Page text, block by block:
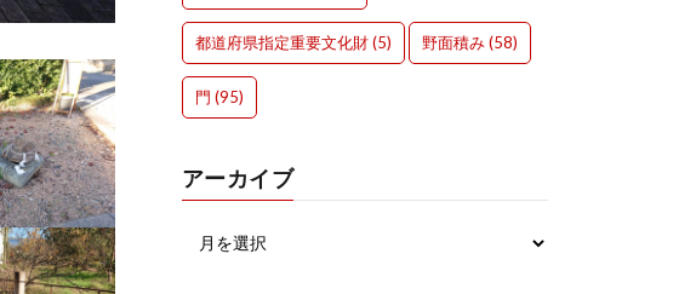
都道府県指定重要文化財(5) 野面積み(58)
門 (95)
アーカイブ